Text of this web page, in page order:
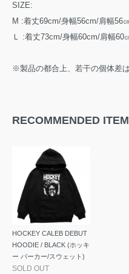
SIZE:
M :着丈69cm/身幅56cm/肩幅56
Ｌ :着丈73cm/身幅60cm/肩幅60
※製品の都合上、若干の個体差
RECOMMENDED ITEM
HOCKEY CALEB DEBUT
HOODIE / BLACK (ホッキ
ー パーカー/スウェット)
SOLD OUT